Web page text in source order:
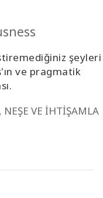
şeyleri
ve pragmatik
VE İHTİŞAMLA